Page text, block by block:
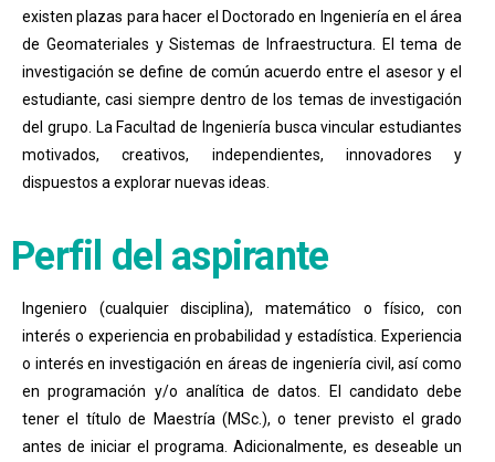
existen plazas para hacer el Doctorado en Ingeniería en el área
de Geomateriales y Sistemas de Infraestructura. El tema de
investigación se define de común acuerdo entre el asesor y el
estudiante, casi siempre dentro de los temas de investigación
del grupo. La Facultad de Ingeniería busca vincular estudiantes
motivados, creativos, independientes, innovadores y
dispuestos a explorar nuevas ideas.
Perfil del aspirante
Ingeniero (cualquier disciplina), matemático o físico, con
interés o experiencia en probabilidad y estadística. Experiencia
o interés en investigación en áreas de ingeniería civil, así como
en programación y/o analítica de datos. El candidato debe
tener el título de Maestría (MSc.), o tener previsto el grado
antes de iniciar el programa. Adicionalmente, es deseable un